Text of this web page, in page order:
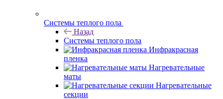
Системы теплого пола
Назад
Системы теплого пола
Инфракрасная
пленка
Нагревательные
маты
Нагревательные
секции